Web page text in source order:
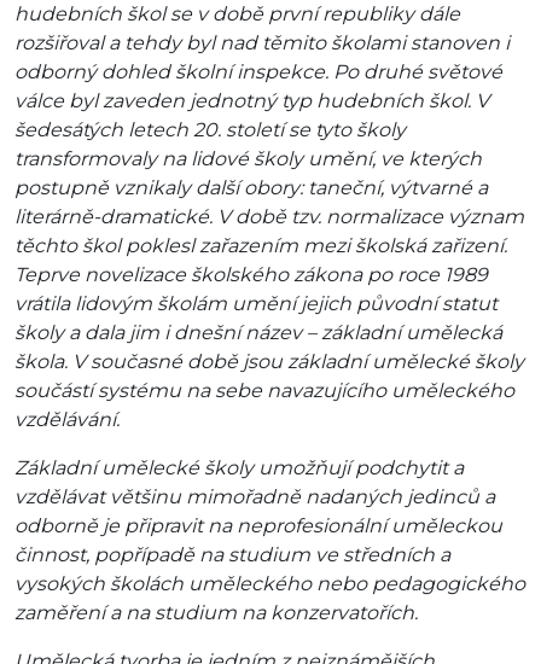
hudebních škol se v době první republiky dále
rozšiřoval a tehdy byl nad těmito školami stanoven i
odborný dohled školní inspekce. Po druhé světové
válce byl zaveden jednotný typ hudebních škol. V
šedesátých letech 20. století se tyto školy
transformovaly na lidové školy umění, ve kterých
postupně vznikaly další obory: taneční, výtvarné a
literárně-dramatické. V době tzv. normalizace význam
těchto škol poklesl zařazením mezi školská zařizení.
Teprve novelizace školského zákona po roce 1989
vrátila lidovým školám umění jejich původní statut
školy a dala jim i dnešní název – základní umělecká
škola. V současné době jsou základní umělecké školy
součástí systému na sebe navazujícího uměleckého
vzdělávání.
Základní umělecké školy umožňují podchytit a
vzdělávat většinu mimořadně nadaných jedinců a
odborně je připravit na neprofesionální uměleckou
činnost, popřípadě na studium ve středních a
vysokých školách uměleckého nebo pedagogického
zaměření a na studium na konzervatořích.